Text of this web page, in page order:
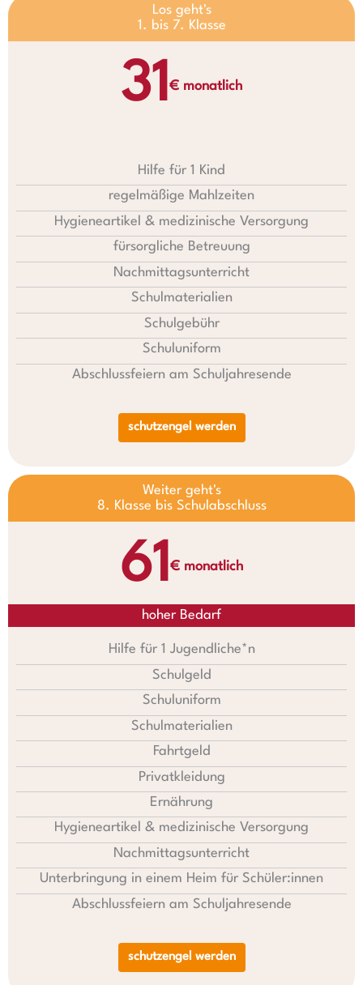
Los geht's
1. bis 7. Klasse
31€ monatlich
Hilfe für 1 Kind
regelmäßige Mahlzeiten
Hygieneartikel & medizinische Versorgung
fürsorgliche Betreuung
Nachmittagsunterricht
Schulmaterialien
Schulgebühr
Schuluniform
Abschlussfeiern am Schuljahresende
schutzengel werden
Weiter geht's
8. Klasse bis Schulabschluss
61€ monatlich
hoher Bedarf
Hilfe für 1 Jugendliche*n
Schulgeld
Schuluniform
Schulmaterialien
Fahrtgeld
Privatkleidung
Ernährung
Hygieneartikel & medizinische Versorgung
Nachmittagsunterricht
Unterbringung in einem Heim für Schüler:innen
Abschlussfeiern am Schuljahresende
schutzengel werden